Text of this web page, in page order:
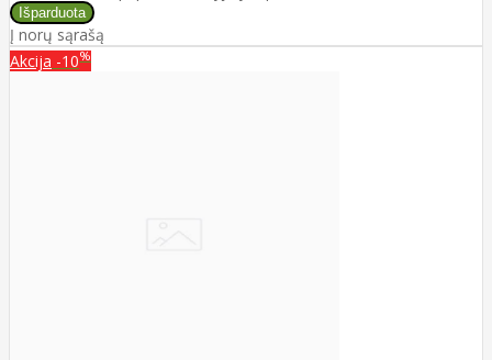
Į norų sąrašą
Akcija -10%